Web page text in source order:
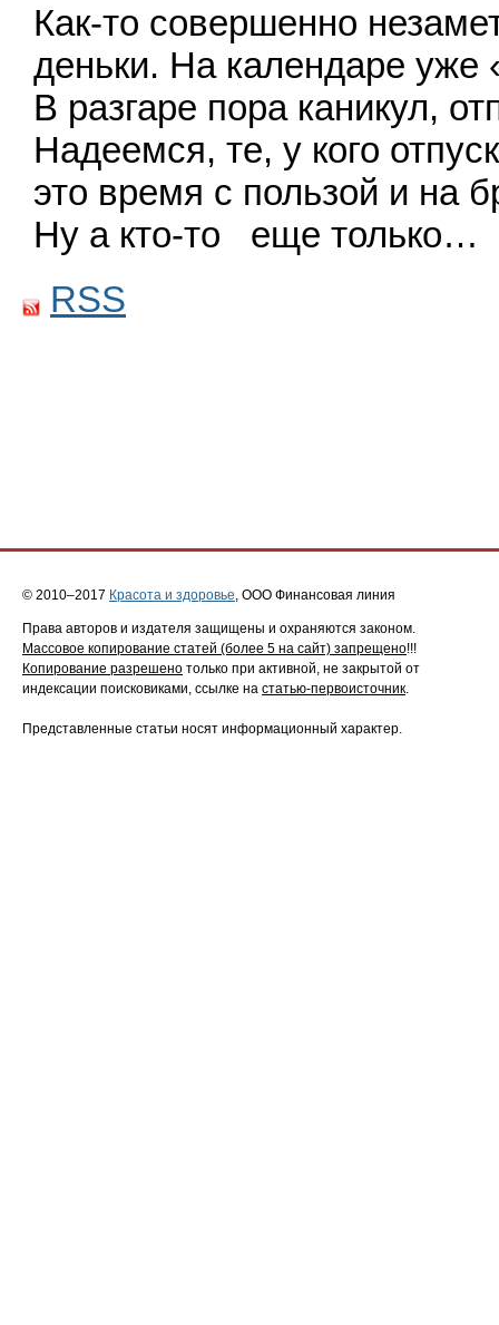
Как-то совершенно
деньки. На календаре уже
В разгаре пора каникул,
Надеемся, те, у кого
это время с пользой и на
Ну а кто-то еще только…
RSS
© 2010–2017 Красота и здоровье, ООО Финансовая линия
Права авторов и издателя защищены и охраняются законом.
Массовое копирование статей (более 5 на сайт) запрещено!!!
Копирование разрешено только при активной, не закрытой от
индексации поисковиками, ссылке на статью-первоисточник.
Представленные статьи носят информационный характер.